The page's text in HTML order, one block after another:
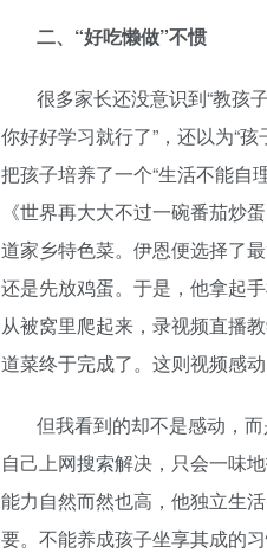
二、“好吃懒做”不惯
很多家长还没意识到“教孩
你好好学习就行了”，还以为“
把孩子培养了一个“生活不能自
《世界再大大不过一碗番茄炒
道家乡特色菜。伊恩便选择了
还是先放鸡蛋。于是，他拿起
从被窝里爬起来，录视频直播
道菜终于完成了。这则视频感
但我看到的却不是感动，
自己上网搜索解决，只会一味
能力自然而然也高，他独立生
要。不能养成孩子坐享其成的